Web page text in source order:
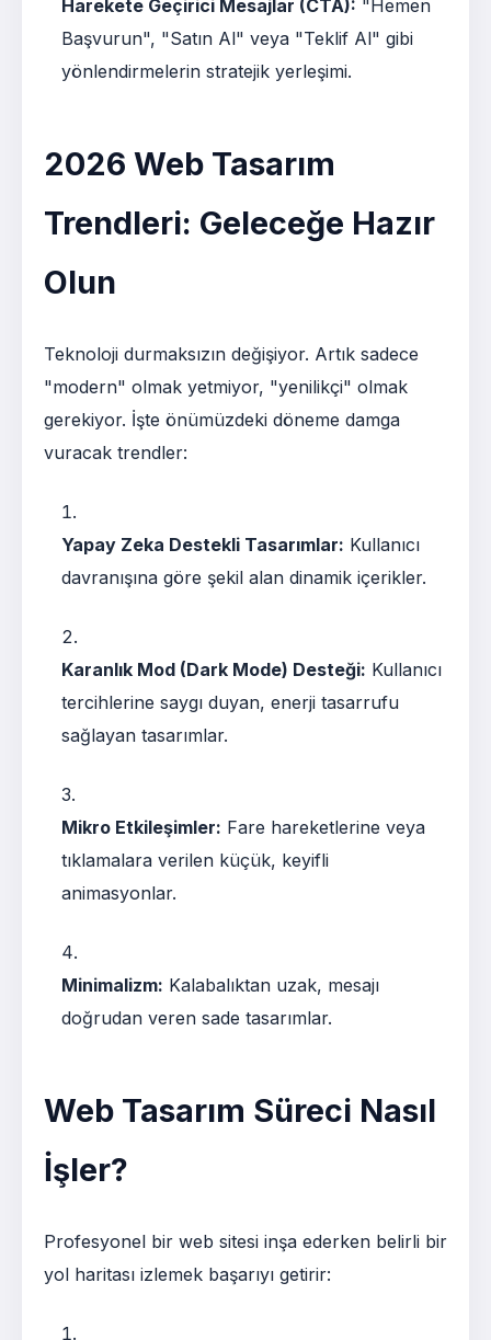
Harekete Geçirici Mesajlar (CTA): "Hemen
Başvurun", "Satın Al" veya "Teklif Al" gibi
yönlendirmelerin stratejik yerleşimi.
2026 Web Tasarım
Trendleri: Geleceğe Hazır
Olun
Teknoloji durmaksızın değişiyor. Artık sadece
"modern" olmak yetmiyor, "yenilikçi" olmak
gerekiyor. İşte önümüzdeki döneme damga
vuracak trendler:
Yapay Zeka Destekli Tasarımlar: Kullanıcı
davranışına göre şekil alan dinamik içerikler.
Karanlık Mod (Dark Mode) Desteği: Kullanıcı
tercihlerine saygı duyan, enerji tasarrufu
sağlayan tasarımlar.
Mikro Etkileşimler: Fare hareketlerine veya
tıklamalara verilen küçük, keyifli
animasyonlar.
Minimalizm: Kalabalıktan uzak, mesajı
doğrudan veren sade tasarımlar.
Web Tasarım Süreci Nasıl
İşler?
Profesyonel bir web sitesi inşa ederken belirli bir
yol haritası izlemek başarıyı getirir: